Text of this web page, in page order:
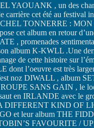
YAOUANK , un des
carrière cet été au
TONNERRE :
cet album en retour
, promenades
album K-KWLL .Une
de cette histoire sur
dont l’oeuvre est très
noz DIWALL , album
SANS GAIN , le
en IRLANDE avec le
DIFFERENT KIND OF
et leur album THE
FAVOURITE /